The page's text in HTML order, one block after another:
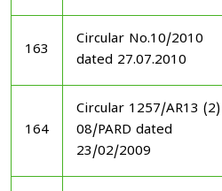
163
Circular No.10/2010
dated 27.07.2010
164
Circular 1257/AR13 (2)
08/PARD dated
23/02/2009